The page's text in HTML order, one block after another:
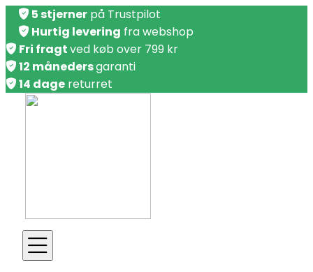
5 stjerner på Trustpilot
Hurtig levering fra webshop
Fri fragtved køb over 799 kr
12 månedersgaranti
14 dage returret